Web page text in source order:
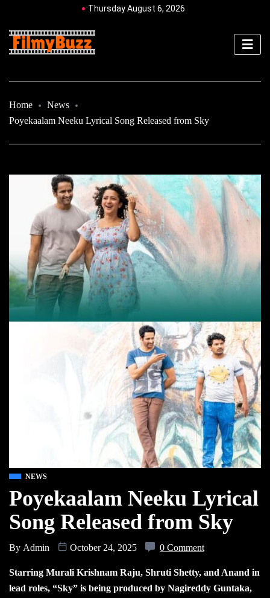
Thursday August 6, 2026
Home
News
Poyekaalam Neeku Lyrical Song Released from Sky
NEWS
Poyekaalam Neeku Lyrical
Song Released from Sky
By Admin October 24, 2025 0 Comment
Starring Murali Krishnam Raju, Shruti Shetty, and Anand in
lead roles, “Sky” is being produced by Nagireddy Guntaka,